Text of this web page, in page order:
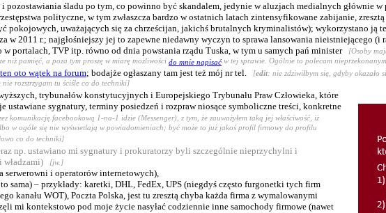
śladu po tym, co powinno być skandalem, jedynie w aluzjach medialnych głównie
polityczne, w tym zwłaszcza bardzo w ostatnich latach zintensyfikowane zabijanie,
pokojowych, uważających się za chrześcijan, jakichś brutalnych kryminalistów); wykorzystano ją
w 2011 r.; najgłośniejszy jej to zapewne niedawny wyczyn to sprawa lansowania nieistniejącego (i
portalach, TVP itp. równo od dnia powstania rządu Tuska, w tym u samych pań minister
[Osoby
niż pamięć, a poza tym proszę w miarę możliwości do mnie napisać w tej sprawie. Ogólnie to polecam
ten oto wątek na forum; bodajże ogłaszany tam jest też mój nr tel. [edit: nie zdziwiłbym się, gdyby okazało
rozstrzygam tu ściśle co do techniki]
trybunałów konstytucyjnych i Europejskiego Trybunału Praw Człowieka, które
sygnatury, terminy posiedzeń i rozpraw niosące symboliczne treści, konkretne
komunikację facebookową 1-na-1 idzie (Messenger), z tym, że zauważyłem taką jej właściwość, iż
w ogóle się nie wyświetlają w powiadomieniach; być może to już jakoś profil firmowy do profilu
co do techniki]
np. ustawiano mi sygnatury i prokuratorzy byli szczególnie nieprzychylni i
[jw.]
i operatorów internetowych),
sama) – przykłady: karetki, DHL, FedEx, UPS (niegdyś często furgonetki tych firm
kanału WOT), Poczta Polska, jest tu zresztą chyba każda firma z wymalowanymi
mi kontekstowo pod moje życie nasyłać codziennie inne samochody firmowe (nawet